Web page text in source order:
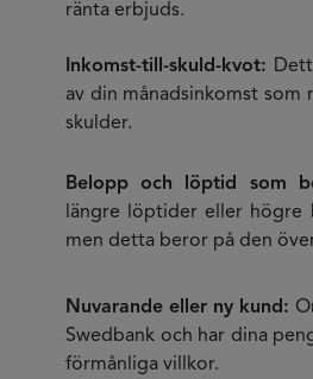
ränta erbjuds.
Inkomst-till-skuld-kvot:
av din månadsinkomst som
skulder.
Belopp och löptid som
längre löptider eller högre
men detta beror på den
Nuvarande eller ny kund:
Swedbank och har dina
förmånliga villkor.